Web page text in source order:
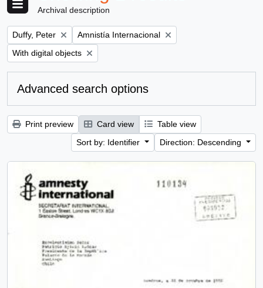
Archival description
Remove filter:
Duffy, Peter Remove filter:
Amnistía Internacional
Remove filter:
With digital objects
Advanced search options
Print preview Card view
Table view
Sort by: Identifier
Direction: Descending